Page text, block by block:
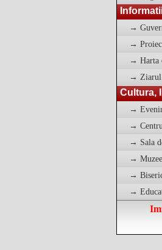
→
→
→ Harta
→ Ziarul
Cultura,
→
→
→ Sala
→ Muzee
→
→